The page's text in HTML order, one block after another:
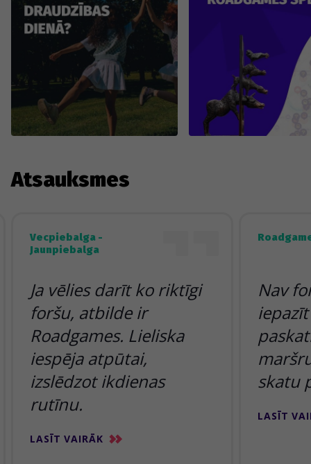
Atsauksmes
Vecpiebalga -
Jaunpiebalga
Ja vēlies darīt ko riktīgi
foršu, atbilde ir
Roadgames. Lieliska
iespēja atpūtai,
izslēdzot ikdienas
rutīnu.
LASĪT VAIRĀK
Nav
skatu
LASĪT